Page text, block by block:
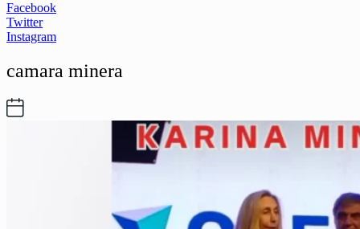
Facebook
Twitter
Instagram
camara minera